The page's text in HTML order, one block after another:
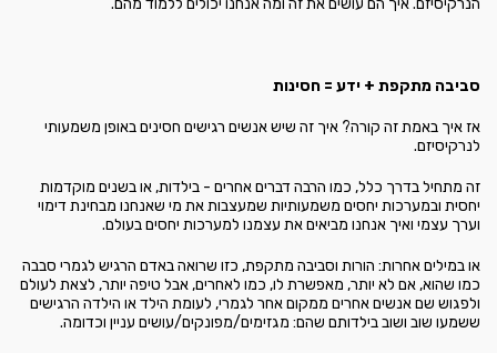
הנרקיסיזם. איך הם עושים את זה ומה אנחנו יכולים ללמוד מהם.
סביבה מתקפת + ידע = חסינות
אז איך באמת זה קורה? איך זה שיש אנשים רגישים חסינים באופן משמעותי
לנרקיסיזם.
זה מתחיל בדרך כלל, כמו הרבה דברים אחרים - בילדות, או בשנים מוקדמות
יחסית ובמערכות יחסים משמעותיות שמעצבות את מי שאנחנו מבחינת דימוי
וערך עצמי ואיך אנחנו מביאים את עצמנו למערכות יחסים בעולם.
או במילים אחרות: הורות וסביבה מתקפת, כזו שרואה באדם הרגיש לגמרי סבבה
כמו שהוא, אם לא יותר, מאפשרת לו, כמו לאחרים, אבל טיפה יותר, לצאת לעולם
ולפגוש שם אנשים אחרים ממקום אחר לגמרי, לעומת הילד או הילדה הרגישים
ששמעו שוב ושוב בילדותם שהם: מגזימים/מפונקים/עושים עניין וכדומה.